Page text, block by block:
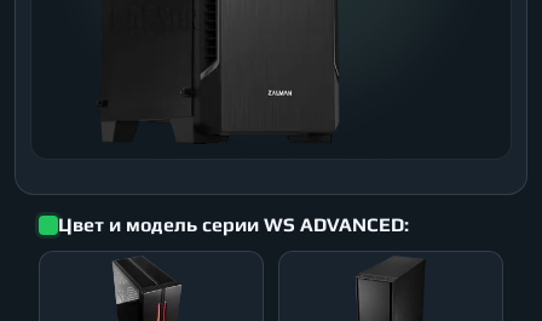
Цвет и модель серии WS ADVANCED: